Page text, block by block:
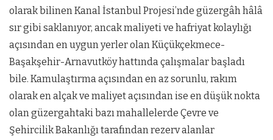
olarak bilinen Kanal İstanbul Projesi’nde güzergâh hâlâ
sır gibi saklanıyor, ancak maliyeti ve hafriyat kolaylığı
açısından en uygun yerler olan Küçükçekmece-
Başakşehir-Arnavutköy hattında çalışmalar başladı
bile. Kamulaştırma açısından en az sorunlu, rakım
olarak en alçak ve maliyet açısından ise en düşük nokta
olan güzergahtaki bazı mahallelerde Çevre ve
Şehircilik Bakanlığı tarafından rezerv alanlar